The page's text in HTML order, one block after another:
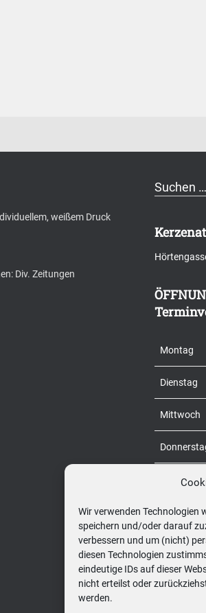
Wir verwenden Technologien
speichern und/oder darauf
verbessern und um (nicht)
diesen Technologien
eindeutige IDs auf dieser
nicht erteilst oder
werden.
weißem Druck
Div. Zeitungen
S
h
e
n
a
Suchen …
Montag
Dienstag
Mittwoch
Freitag
Samstag
So
Telefon: